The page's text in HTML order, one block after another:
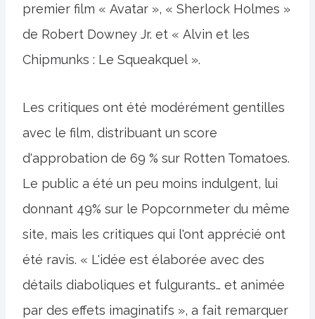
premier film « Avatar », « Sherlock Holmes »
de Robert Downey Jr. et « Alvin et les
Chipmunks : Le Squeakquel ».
Les critiques ont été modérément gentilles
avec le film, distribuant un score
d'approbation de 69 % sur Rotten Tomatoes.
Le public a été un peu moins indulgent, lui
donnant 49% sur le Popcornmeter du même
site, mais les critiques qui l'ont apprécié ont
été ravis. « L'idée est élaborée avec des
détails diaboliques et fulgurants… et animée
par des effets imaginatifs », a fait remarquer